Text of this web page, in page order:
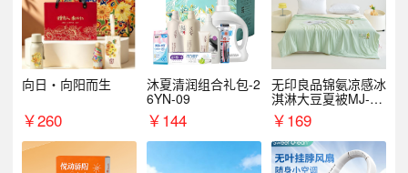
向日・向阳而生
￥260
沐夏清润组合礼包-2
6YN-09
￥144
无印良品锦氨凉感冰
淇淋大豆夏被MJ-B2
025-0193
￥169